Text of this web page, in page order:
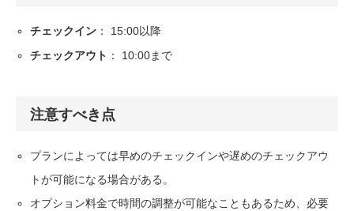
チェックイン ： 15:00以降
チェックアウト ： 10:00まで
注意すべき点
プランによっては早めのチェックインや遅めのチェックアウ
トが可能になる場合がある。
オプション料金で時間の調整が可能なこともあるため、必要